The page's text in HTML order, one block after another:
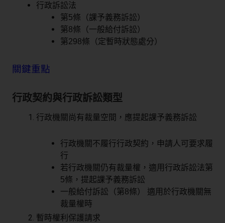
行政訴訟法
第5條（課予義務訴訟）
第8條（一般給付訴訟）
第298條（定暫時狀態處分）
關鍵重點
行政契約與行政訴訟類型
行政機關尚有裁量空間，應提起課予義務訴訟
行政機關不履行行政契約，申請人可要求履
行
若行政機關仍有裁量權，適用行政訴訟法第
5條，提起課予義務訴訟
一般給付訴訟（第8條） 適用於行政機關無
裁量權時
暫時權利保護請求